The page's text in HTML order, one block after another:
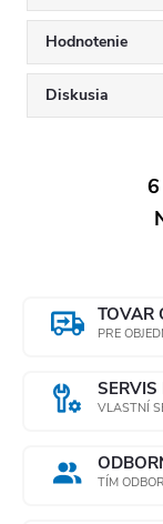
Hodnotenie
Diskusia
TOVAR
PRE
SERVIS
VLASTNÍ
TÍM